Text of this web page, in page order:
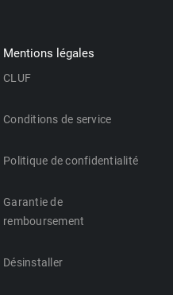
Mentions légales
CLUF
Conditions de service
Politique de confidentialité
Garantie de
remboursement
Désinstaller